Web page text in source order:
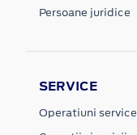
Persoane juridice
SERVICE
Operatiuni service